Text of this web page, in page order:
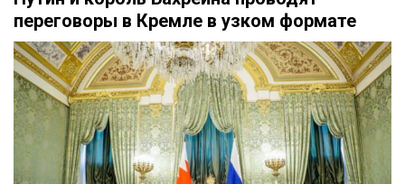
переговоры в Кремле в узком формате